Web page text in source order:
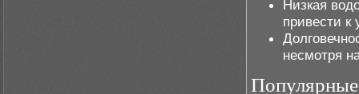
Низкая
привести
несмотря
Популярные